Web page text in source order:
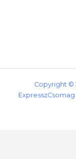
Copyright ©
ExpresszCsomag